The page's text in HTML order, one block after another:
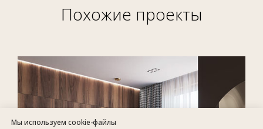
Похожие проекты
Мы используем cookie-файлы